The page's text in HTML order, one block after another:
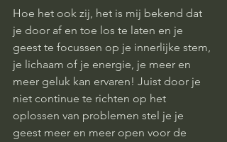
Hoe het ook zij, het is mij bekend dat
je door af en toe los te laten en je
geest te focussen op je innerlijke stem,
je lichaam of je energie, je meer en
meer geluk kan ervaren! Juist door je
niet continue te richten op het
oplossen van problemen stel je je
geest meer en meer open voor de